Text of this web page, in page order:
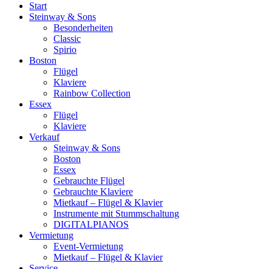
Start
Steinway & Sons
Besonderheiten
Classic
Spirio
Boston
Flügel
Klaviere
Rainbow Collection
Essex
Flügel
Klaviere
Verkauf
Steinway & Sons
Boston
Essex
Gebrauchte Flügel
Gebrauchte Klaviere
Mietkauf – Flügel & Klavier
Instrumente mit Stummschaltung
DIGITALPIANOS
Vermietung
Event-Vermietung
Mietkauf – Flügel & Klavier